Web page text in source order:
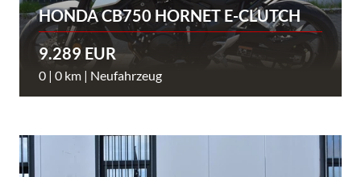
HONDA CB750 HORNET E-CLUTCH
9.289 EUR
0 | 0 km | Neufahrzeug